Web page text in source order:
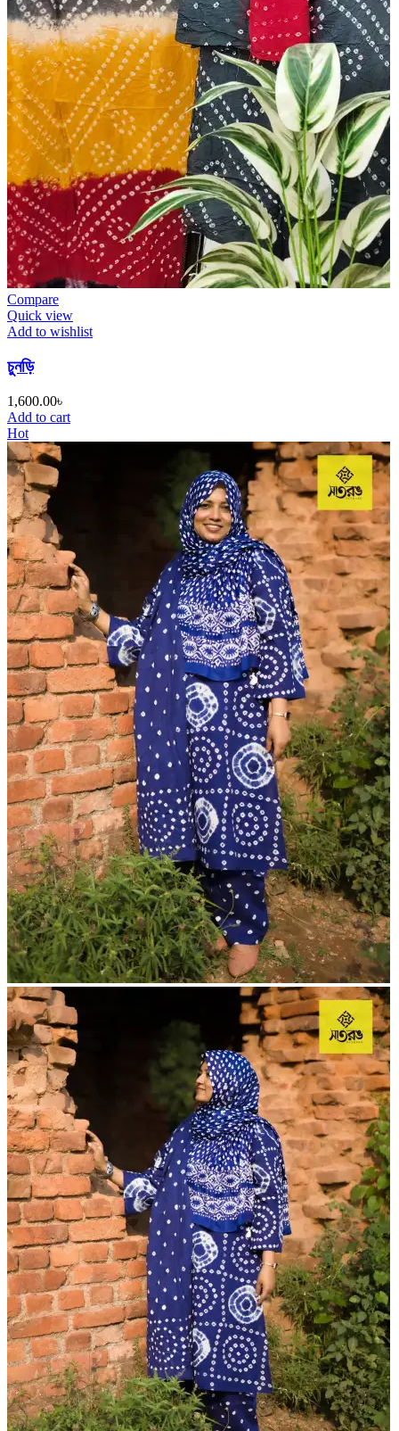
Compare
Quick view
Add to wishlist
চুনড়ি
1,600.00৳
Add to cart
Hot